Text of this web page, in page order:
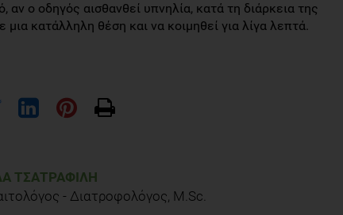
αν ο οδηγός αισθανθεί υπνηλία, κατά τη διάρκεια της
κατάλληλη θέση και να κοιμηθεί για λίγα λεπτά.
ΤΣΑΤΡΑΦΊΛΗ
- Διατροφολόγος, M.Sc.